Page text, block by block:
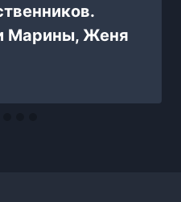
Марины, Женя